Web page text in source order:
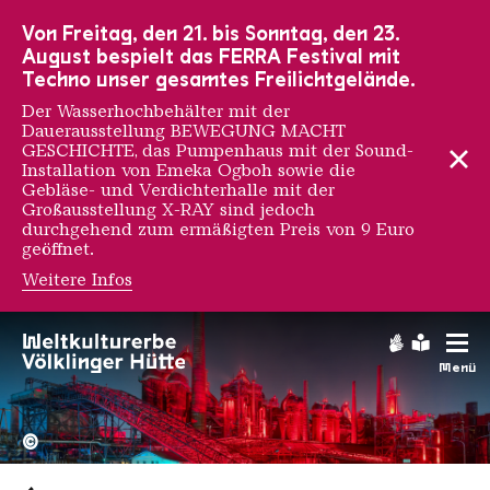
Menü
Hochofengruppe in Rot
Copyright:
©
Von Freitag, den 21. bis Sonntag, den 23.
August bespielt das FERRA Festival mit
Techno unser gesamtes Freilichtgelände.
Der Wasserhochbehälter mit der
Dauerausstellung BEWEGUNG MACHT
GESCHICHTE, das Pumpenhaus mit der Sound-
Installation von Emeka Ogboh sowie die
Gebläse- und Verdichterhalle mit der
Großausstellung X-RAY sind jedoch
durchgehend zum ermäßigten Preis von 9 Euro
geöffnet.
Weitere Infos